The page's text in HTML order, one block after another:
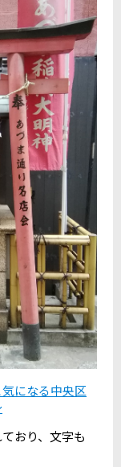
になる中央区
おり、文字も